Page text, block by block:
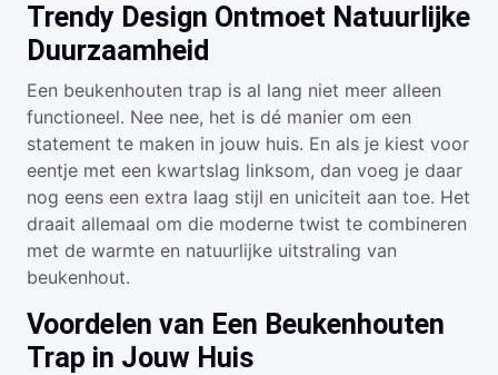
Trendy Design Ontmoet Natuurlijke
Duurzaamheid
Een beukenhouten trap is al lang niet meer alleen
functioneel. Nee nee, het is dé manier om een
statement te maken in jouw huis. En als je kiest voor
eentje met een kwartslag linksom, dan voeg je daar
nog eens een extra laag stijl en uniciteit aan toe. Het
draait allemaal om die moderne twist te combineren
met de warmte en natuurlijke uitstraling van
beukenhout.
Voordelen van Een Beukenhouten
Trap in Jouw Huis